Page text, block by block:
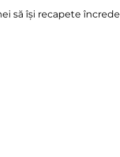
să își recapete